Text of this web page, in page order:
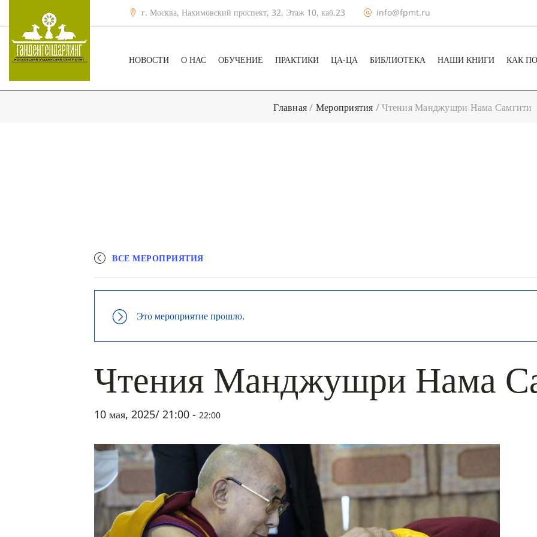
г. Москва, Нахимовский проспект, 32. Этаж 10, каб.23 info@fpmt.ru
НОВОСТИ О НАС ОБУЧЕНИЕ ПРАКТИКИ ЦА-ЦА БИБЛИОТЕКА НАШИ КНИГИ КАК
Главная/ Мероприятия /Чтения Манджушри Нама Самгити
ВСЕ МЕРОПРИЯТИЯ
Это мероприятие прошло.
Чтения Манджушри Нама
10 мая, 2025/ 21:00 - 22:00